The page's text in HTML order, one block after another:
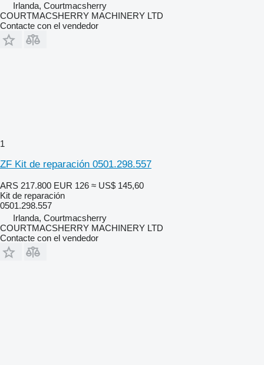
Irlanda, Courtmacsherry
COURTMACSHERRY MACHINERY LTD
Contacte con el vendedor
1
ZF Kit de reparación 0501.298.557
ARS 217.800 EUR 126 ≈ US$ 145,60
Kit de reparación
0501.298.557
Irlanda, Courtmacsherry
COURTMACSHERRY MACHINERY LTD
Contacte con el vendedor